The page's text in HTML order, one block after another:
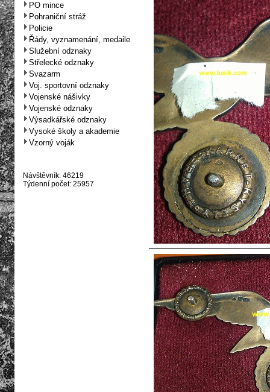
PO mince
Pohraniční stráž
Policie
Řády, vyznamenání, medaile
Služební odznaky
Střelecké odznaky
Svazarm
Voj. sportovní odznaky
Vojenské nášivky
Vojenské odznaky
Výsadkářské odznaky
Vysoké školy a akademie
Vzorný voják
Návštěvník: 46219
Týdenní počet: 25957